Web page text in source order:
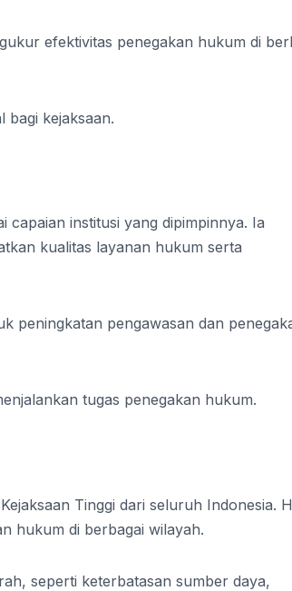
efektivitas penegakan hukum di
bagi kejaksaan.
institusi yang dipimpinnya. Ia
kualitas layanan hukum serta
peningkatan pengawasan dan
tugas penegakan hukum.
Tinggi dari seluruh Indonesia.
hukum di berbagai wilayah.
seperti keterbatasan sumber daya,